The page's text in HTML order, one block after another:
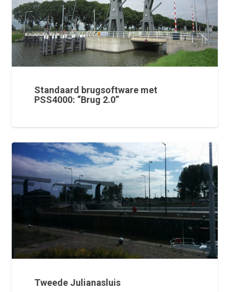
Standaard brugsoftware met
PSS4000: “Brug 2.0”
Tweede Julianasluis